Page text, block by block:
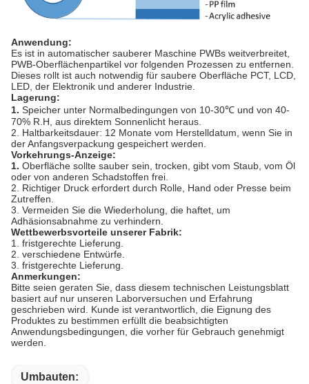
Anwendung:
Es ist in automatischer sauberer Maschine PWBs weitverbreitet,
PWB-Oberflächenpartikel vor folgenden Prozessen zu entfernen.
Dieses rollt ist auch notwendig für saubere Oberfläche PCT, LCD,
LED, der Elektronik und anderer Industrie.
Lagerung:
1. Speicher unter Normalbedingungen von 10-30℃ und von 40-
70% R.H, aus direktem Sonnenlicht heraus.
2. Haltbarkeitsdauer: 12 Monate vom Herstelldatum, wenn Sie in
der Anfangsverpackung gespeichert werden.
Vorkehrungs-Anzeige:
1. Oberfläche sollte sauber sein, trocken, gibt vom Staub, vom Öl
oder von anderen Schadstoffen frei.
2. Richtiger Druck erfordert durch Rolle, Hand oder Presse beim
Zutreffen.
3. Vermeiden Sie die Wiederholung, die haftet, um
Adhäsionsabnahme zu verhindern.
Wettbewerbsvorteile unserer Fabrik:
1. fristgerechte Lieferung.
2. verschiedene Entwürfe.
3. fristgerechte Lieferung.
Anmerkungen:
Bitte seien geraten Sie, dass diesem technischen Leistungsblatt
basiert auf nur unseren Laborversuchen und Erfahrung
geschrieben wird. Kunde ist verantwortlich, die Eignung des
Produktes zu bestimmen erfüllt die beabsichtigten
Anwendungsbedingungen, die vorher für Gebrauch genehmigt
werden.
Umbauten: